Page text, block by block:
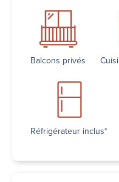
Balcons privés
Réfrigérateur inclus*